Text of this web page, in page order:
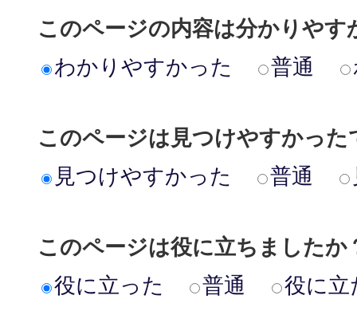
このページの内容は分かりやす
わかりやすかった
普通
このページは見つけやすかった
見つけやすかった
普通
このページは役に立ちましたか
役に立った
普通 役に立